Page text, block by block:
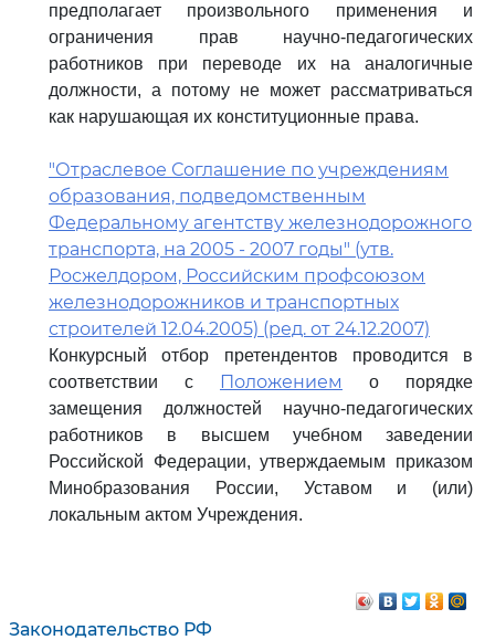
Законодательство РФ
предполагает произвольного применения и
ограничения прав научно-педагогических
работников при переводе их на аналогичные
должности, а потому не может рассматриваться
как нарушающая их конституционные права.
"Отраслевое Соглашение по учреждениям
образования, подведомственным
Федеральному агентству железнодорожного
транспорта, на 2005 - 2007 годы" (утв.
Росжелдором, Российским профсоюзом
железнодорожников и транспортных
строителей 12.04.2005) (ред. от 24.12.2007)
Конкурсный отбор претендентов проводится в
соответствии с
Положением
о порядке
замещения должностей научно-педагогических
работников в высшем учебном заведении
Российской Федерации, утверждаемым приказом
Минобразования России, Уставом и (или)
локальным актом Учреждения.